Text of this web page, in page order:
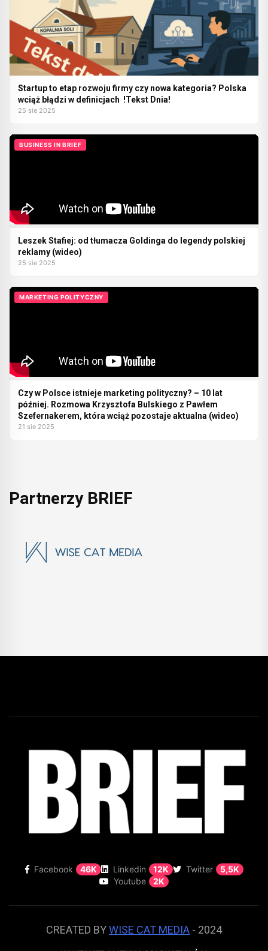
Startup to etap rozwoju firmy czy nowa kategoria? Polska
wciąż błądzi w definicjach !Tekst Dnia!
25 sie 2025
BUSINESS IN BRIEF
Leszek Stafiej: od tłumacza Goldinga do legendy polskiej
reklamy (wideo)
25 sie 2025
MARKETING POLITYCZNY
Czy w Polsce istnieje marketing polityczny? – 10 lat
później. Rozmowa Krzysztofa Bulskiego z Pawłem
Szefernakerem, która wciąż pozostaje aktualna (wideo)
21 sie 2025
Partnerzy BRIEF
Facebook 46K Linkedin 12K Twitter
5,5K
Youtube
2K
CREATED BYWISE CAT MEDIA - 2024